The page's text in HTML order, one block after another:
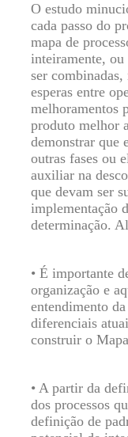
O estudo
cada passo do
mapa de
inteiramente, ou
ser combinadas,
esperas entre
melhoramentos
produto melhor
demonstrar que
outras fases ou
auxiliar na
que devam ser
implementação
determinação.
• É importante
organização e
entendimento
diferenciais
construir o
• A partir da
dos processos
definição de